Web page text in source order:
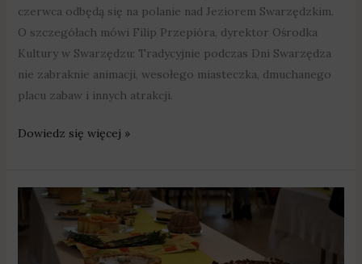
czerwca odbędą się na polanie nad Jeziorem Swarzędzkim.
O szczegółach mówi Filip Przepióra, dyrektor Ośrodka
Kultury w Swarzędzu: Tradycyjnie podczas Dni Swarzędza
nie zabraknie animacji, wesołego miasteczka, dmuchanego
placu zabaw i innych atrakcji.
Dowiedz się więcej »
wielkanocnym